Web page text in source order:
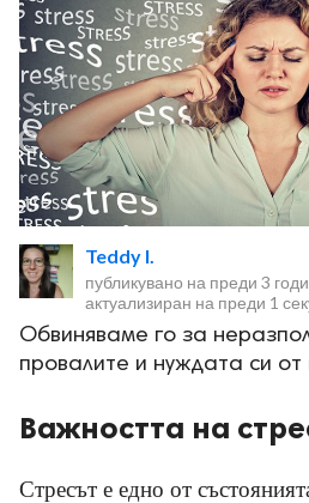
Teddy I.
публикувано на преди 3
актуализиран на преди 1
Обвиняваме го за
провалите и нуждата си от
Важността на
Стресът е едно от